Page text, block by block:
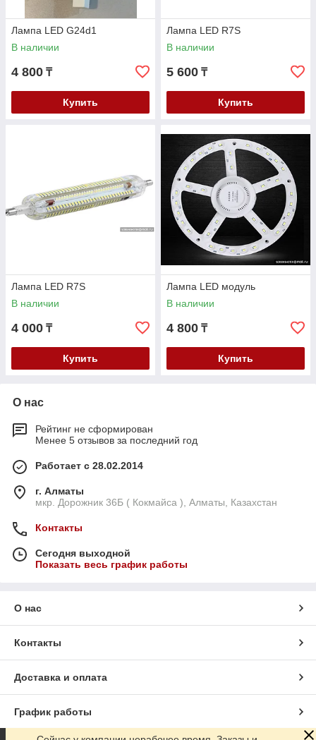
Лампа LED G24d1
В наличии
4 800 ₸
Купить
Лампа LED R7S
В наличии
5 600 ₸
Купить
Лампа LED R7S
В наличии
4 000 ₸
Купить
Лампа LED модуль
В наличии
4 800 ₸
Купить
О нас
Рейтинг не сформирован
Менее 5 отзывов за последний год
Работает с 28.02.2014
г. Алматы
мкр. Дорожник 36Б ( Кокмайса ), Алматы, Казахстан
Контакты
Сегодня выходной
Показать весь график работы
О нас
Контакты
Доставка и оплата
График работы